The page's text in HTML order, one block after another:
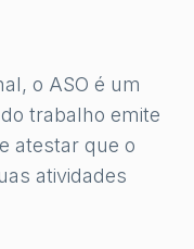
o ASO é um
trabalho emite
atestar que o
atividades